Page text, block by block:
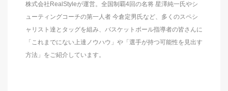
株式会社RealStyleが運営。全国制覇4回の名将 星澤純一氏やシ
ューティングコーチの第一人者 今倉定男氏など、多くのスペシ
ャリスト達とタッグを組み、バスケットボール指導者の皆さんに
「これまでにない上達ノウハウ」や「選手が持つ可能性を見出す
方法」をご紹介しています。